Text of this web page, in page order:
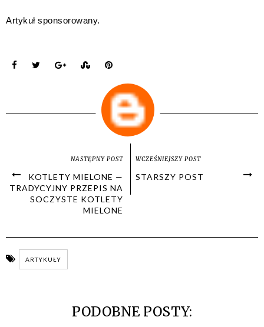
Artykuł sponsorowany.
NASTĘPNY POST
KOTLETY MIELONE —
TRADYCYJNY PRZEPIS NA
SOCZYSTE KOTLETY
MIELONE
WCZEŚNIEJSZY POST
STARSZY POST
ARTYKUŁY
PODOBNE POSTY: